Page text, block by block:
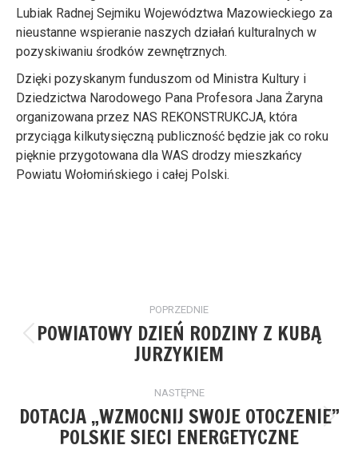
Lubiak Radnej Sejmiku Województwa Mazowieckiego za
nieustanne wspieranie naszych działań kulturalnych w
pozyskiwaniu środków zewnętrznych.
Dzięki pozyskanym funduszom od Ministra Kultury i
Dziedzictwa Narodowego Pana Profesora Jana Żaryna
organizowana przez NAS REKONSTRUKCJA, która
przyciąga kilkutysięczną publiczność będzie jak co roku
pięknie przygotowana dla WAS drodzy mieszkańcy
Powiatu Wołomińskiego i całej Polski.
wpisów
POPRZEDNIE
Poprzedni
wpis:
POWIATOWY DZIEŃ RODZINY Z KUBĄ
JURZYKIEM
NASTĘPNE
Następny
wpis:
DOTACJA „WZMOCNIJ SWOJE OTOCZENIE”
POLSKIE SIECI ENERGETYCZNE